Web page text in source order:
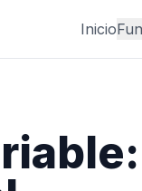
Inicio